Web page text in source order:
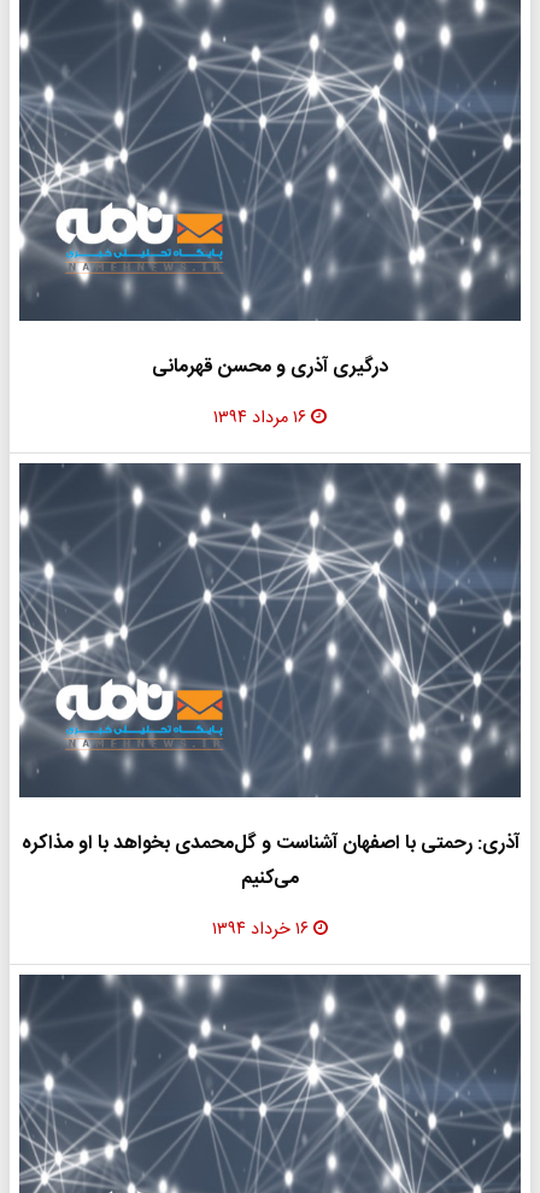
درگیری آذری و محسن قهرمانی
۱۶ مرداد ۱۳۹۴
آذری: رحمتی با اصفهان آشناست و گل‌محمدی بخواهد با او مذاکره
می‌کنیم
۱۶ خرداد ۱۳۹۴